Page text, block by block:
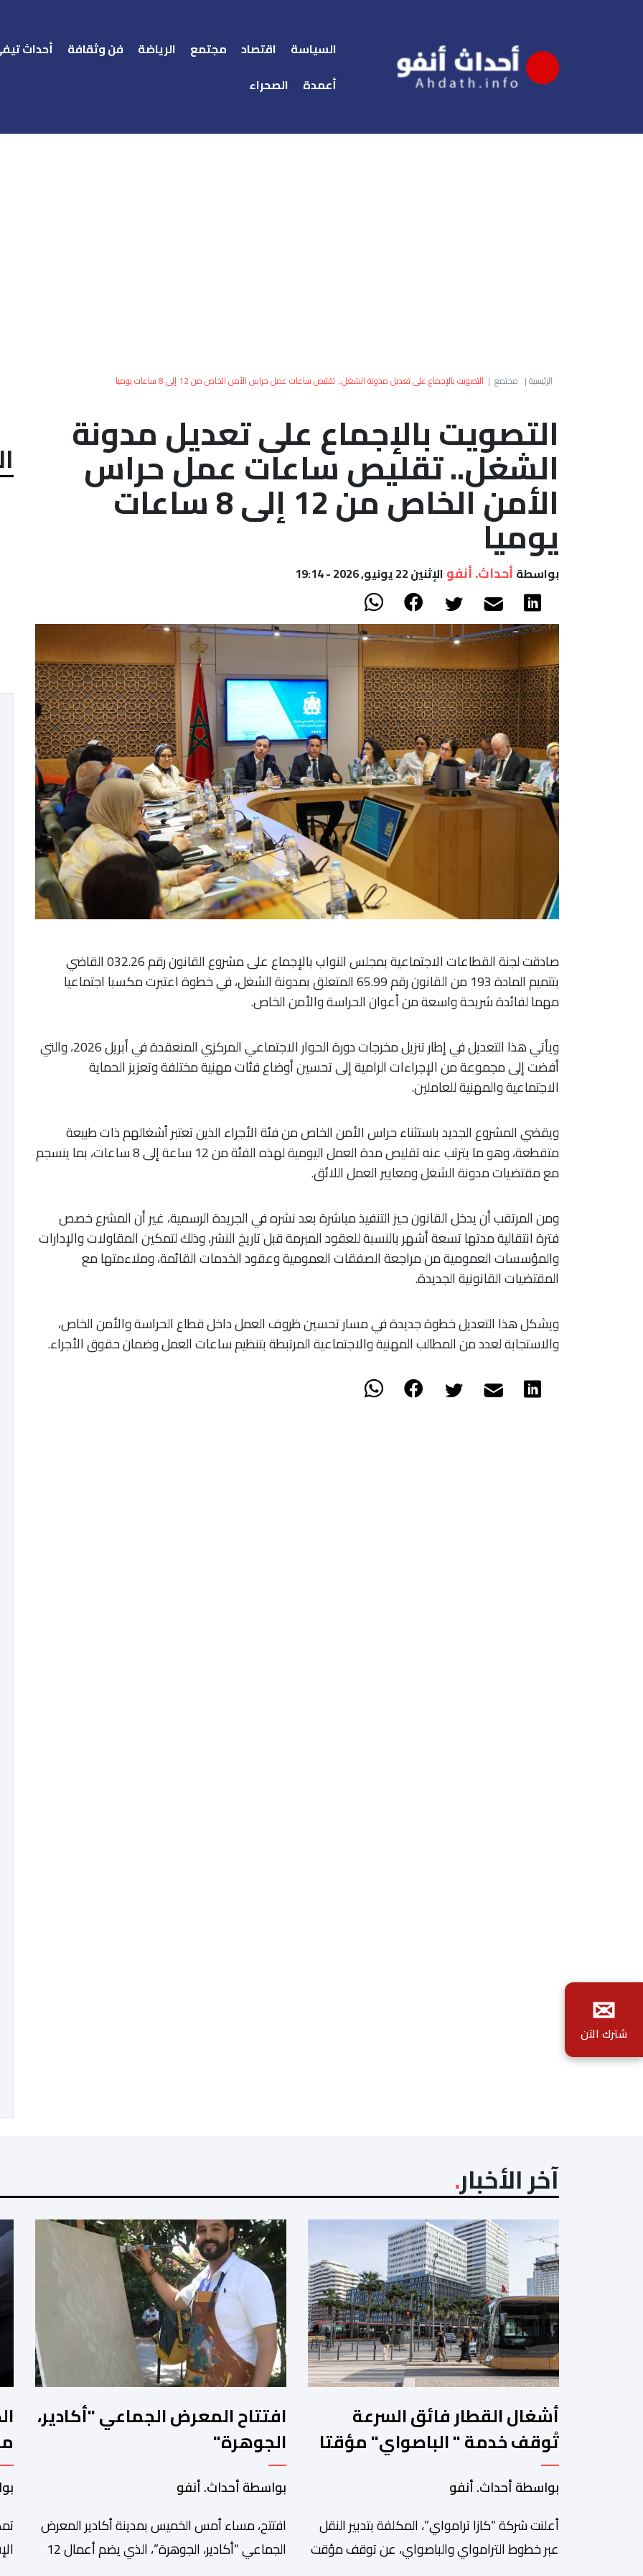
السياسة اقتصاد مجتمع الرياضة فن وثقافة أحداث
أعمدة
الصحراء
الرئيسية| مجتمع | التصويت بالإجماع على تعديل مدونة الشغل.. تقليص ساعات عمل حراس الأمن الخاص من 12 إلى 8 ساعات يوميا
التصويت بالإجماع على تعديل مدونة
الشغل.. تقليص ساعات عمل حراس
الأمن الخاص من 12 إلى 8 ساعات
يوميا
بواسطة أحداث. أنفو الإثنين 22 يونيو, 2026 - 19:14
صادقت لجنة القطاعات الاجتماعية بمجلس النواب بالإجماع على مشروع القانون رقم 032.26 القاضي
بتتميم المادة 193 من القانون رقم 65.99 المتعلق بمدونة الشغل، في خطوة اعتبرت مكسبا اجتماعيا
مهما لفائدة شريحة واسعة من أعوان الحراسة والأمن الخاص.
ويأتي هذا التعديل في إطار تنزيل مخرجات دورة الحوار الاجتماعي المركزي المنعقدة في أبريل 2026، والتي
أفضت إلى مجموعة من الإجراءات الرامية إلى تحسين أوضاع فئات مهنية مختلفة وتعزيز الحماية
الاجتماعية والمهنية للعاملين.
ويقضي المشروع الجديد باستثناء حراس الأمن الخاص من فئة الأجراء الذين تعتبر أشغالهم ذات طبيعة
متقطعة، وهو ما يترتب عنه تقليص مدة العمل اليومية لهذه الفئة من 12 ساعة إلى 8 ساعات، بما ينسجم
مع مقتضيات مدونة الشغل ومعايير العمل اللائق.
ومن المرتقب أن يدخل القانون حيز التنفيذ مباشرة بعد نشره في الجريدة الرسمية، غير أن المشرع خصص
فترة انتقالية مدتها تسعة أشهر بالنسبة للعقود المبرمة قبل تاريخ النشر، وذلك لتمكين المقاولات والإدارات
والمؤسسات العمومية من مراجعة الصفقات العمومية وعقود الخدمات القائمة، وملاءمتها مع
المقتضيات القانونية الجديدة.
ويشكل هذا التعديل خطوة جديدة في مسار تحسين ظروف العمل داخل قطاع الحراسة والأمن الخاص،
والاستجابة لعدد من المطالب المهنية والاجتماعية المرتبطة بتنظيم ساعات العمل وضمان حقوق الأجراء.
آخر الأخبار
أشغال القطار فائق السرعة
تُوقف خدمة " الباصواي" مؤقتا
في محطتين بالبيضاء
بواسطة أحداث. أنفو
أعلنت شركة “كازا ترامواي”، المكلفة بتدبير النقل
عبر خطوط الترامواي والباصواي، عن توقف مؤقت
افتتاح المعرض الجماعي "أكادير،
الجوهرة"
بواسطة أحداث. أنفو
افتتح، مساء أمس الخميس بمدينة أكادير المعرض
الجماعي “أكادير، الجوهرة”، الذي يضم أعمال 12
✉
شترك الآن